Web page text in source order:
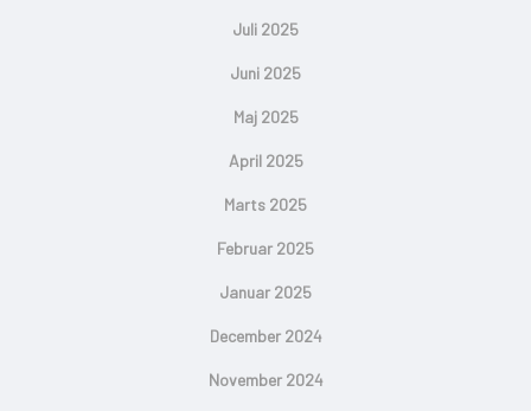
Juli 2025
Juni 2025
Maj 2025
April 2025
Marts 2025
Februar 2025
Januar 2025
December 2024
November 2024